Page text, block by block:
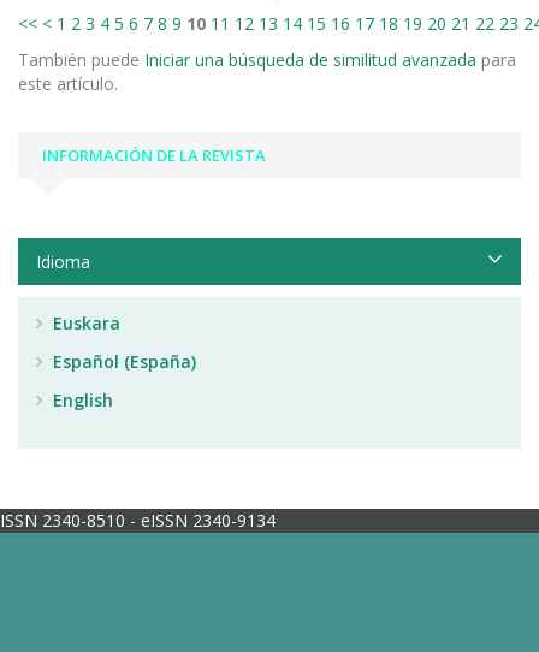
<< < 1 2 3 4 5 6 7 8 9 10 11 12 13 14 15 16 17 18 19 20 21 22 23
También puede Iniciar una búsqueda de similitud avanzada para
este artículo.
INFORMACIÓN DE LA REVISTA
Idioma
Euskara
Español (España)
English
ISSN 2340-8510 - eISSN 2340-9134